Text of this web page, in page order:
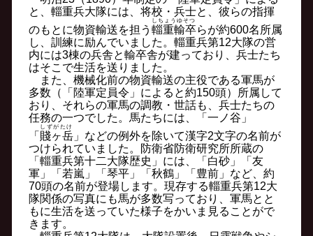
と、輜重兵大隊には、将校・兵士と、彼らの指揮
のもとに物資輸送を担う 輜重輸卒
しちょうゆそつ
らが約600名所属
し、訓練に励んでいました。輜重兵第12大隊の営
内には3棟の兵舎と輸卒舎が建っており、兵士たち
はそこで生活を送りました。
また、機械化前の物資輸送の主役である軍馬が
多数（「陸軍定員令」によると約150頭）所属して
おり、それらの軍馬の調教・世話も、兵士たちの
任務の一つでした。馬たちには、「一ノ谷」
「 賤ヶ岳
しずがたけ
」などの例外を除いて漢字2文字の名前が
つけられていました。防衛省防衛研究所所蔵の
「輜重兵第十二大隊歴史」には、「白砂」「友
軍」「若嵐」「琴平」「秋鶴」「豊前」など、約
70頭の名前が登場します。現存する輜重兵第12大
隊関係の写真にも馬が多数写っており、軍馬とと
もに生活を送っていた様子をかいま見ることがで
きます。